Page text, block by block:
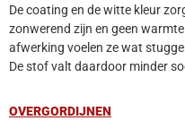
De coating en de witte kleur
zonwerend zijn en geen
afwerking voelen ze wat
De stof valt daardoor minder
OVERGORDIJNEN